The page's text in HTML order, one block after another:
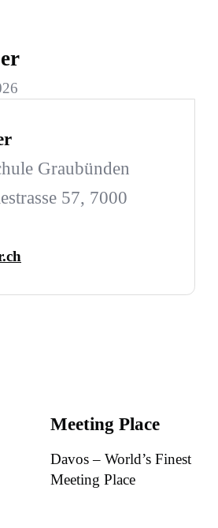
Graubünden
57, 7000
Meeting Place
Davos – World’s Finest
Meeting Place